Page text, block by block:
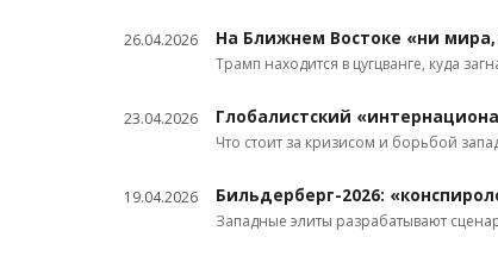
26.04.2026 На Ближнем Востоке «ни
Трамп находится в цугцванге, куда
23.04.2026 Глобалистский
Что стоит за кризисом и борьбой
19.04.2026 Бильдерберг-2026:
Западные элиты разрабатывают